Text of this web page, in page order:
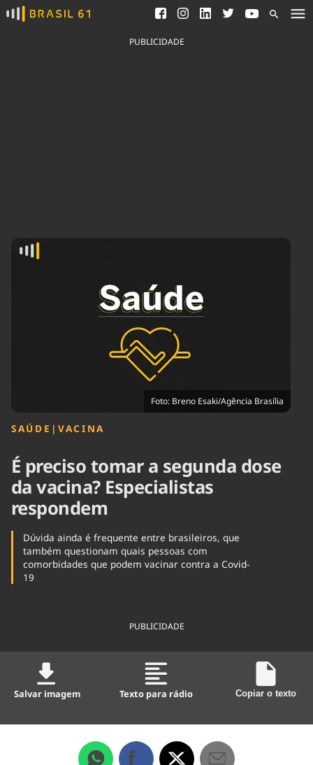
Ver todas as notícias
Saneamento
Indicadores
Agronegócios
Economia
Educação
Infraestrutura
Internacional
Política
Saúde
Tempo
PUBLICIDADE
Foto: Breno Esaki/Agência Brasília
SAÚDE | VACINA
É preciso tomar a segunda dose
da vacina? Especialistas
respondem
Dúvida ainda é frequente entre brasileiros, que
também questionam quais pessoas com
comorbidades que podem vacinar contra a Covid-
19
PUBLICIDADE
Salvar imagem Texto para rádio Copiar o texto